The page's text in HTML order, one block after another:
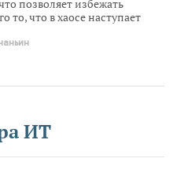
позволяет избежать
то, что в хаосе наступает
когда действия
и чем они готовы
ИТ